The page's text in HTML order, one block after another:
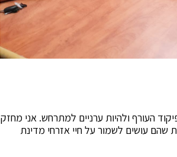
העורף ולהיות ערניים למתרחש. אני מחזק
שהם עושים לשמור על חיי אזרחי מדינת